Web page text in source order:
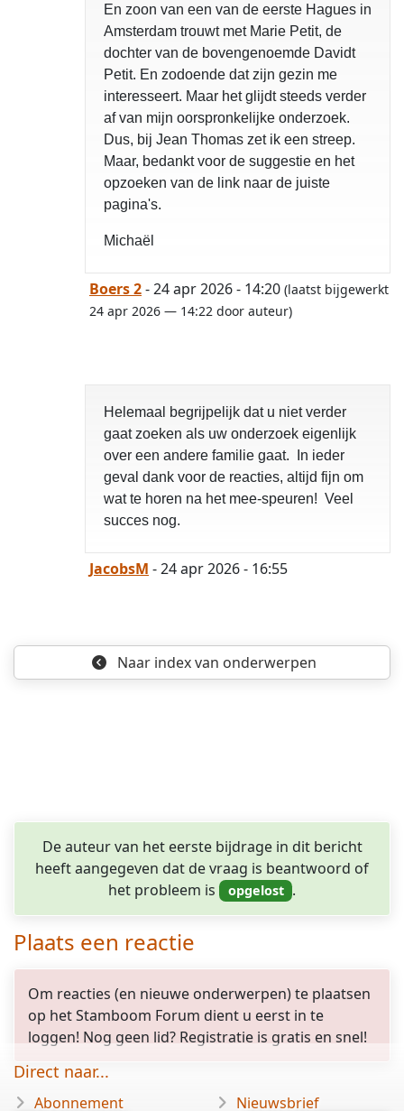
En zoon van een van de eerste Hagues in
Amsterdam trouwt met Marie Petit, de
dochter van de bovengenoemde Davidt
Petit. En zodoende dat zijn gezin me
interesseert. Maar het glijdt steeds verder
af van mijn oorspronkelijke onderzoek.
Dus, bij Jean Thomas zet ik een streep.
Maar, bedankt voor de suggestie en het
opzoeken van de link naar de juiste
pagina's.
Michaël
Boers 2- 24 apr 2026 - 14:20 (laatst bijgewerkt
24 apr 2026 — 14:22 door auteur)
Helemaal begrijpelijk dat u niet verder
gaat zoeken als uw onderzoek eigenlijk
over een andere familie gaat. In ieder
geval dank voor de reacties, altijd fijn om
wat te horen na het mee-speuren! Veel
succes nog.
JacobsM - 24 apr 2026 - 16:55
Naar indexvan onderwerpen
De auteur van het eerste bijdrage in dit bericht
heeft aangegeven dat de vraag is beantwoord of
het probleem is
.
Plaats een reactie
Om reacties (en nieuwe onderwerpen) te plaatsen
op het Stamboom Forum dient u eerst in te
loggen! Nog geen lid? Registratie is gratis en snel!
Direct naar...
Abonnement Nieuwsbrief